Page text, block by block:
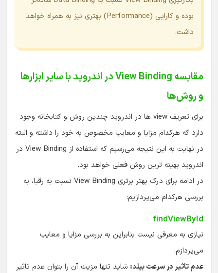
بوده و کارایی (Performance) بهتری نیز به همراه خواهد
داشت.
مقایسه View Binding در اندروید با سایر ابزارها
و روش‌ها
برای تعریف view ها در اندروید چندین روش و کتابخانه وجود
دارد که هرکدام مزایا و معایب مخصوص به خود را داشته و البته
در نهایت به این نتیجه می‌رسیم که استفاده از View Binding در
اندروید بهینه ترین روش فعلی خواهد بود.
در ادامه برای درک بهتر برتری View Binding نسبت به رقبا، به
بررسی هرکدام می‌پردازیم:
findViewById
نیازی به معرفی نیست بنابراین به بررسی مزایا و معایب
می‌پردازم:
عدم تاثیر در سرعت بیلد: شاید تنها مزیت آن را بتوان عدم تاثیر